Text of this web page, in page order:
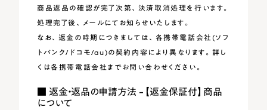
商品返品の確認が完了次第、決済取消処理を行います。
処理完了後、メールにてお知らせいたします。
なお、返金の時期につきましては、各携帯電話会社(ソフ
トバンク/ドコモ/au)の契約内容により異なります。詳し
くは各携帯電話会社までお問い合わせください。
■ 返金・返品の申請方法 -【返金保証付】商品
について